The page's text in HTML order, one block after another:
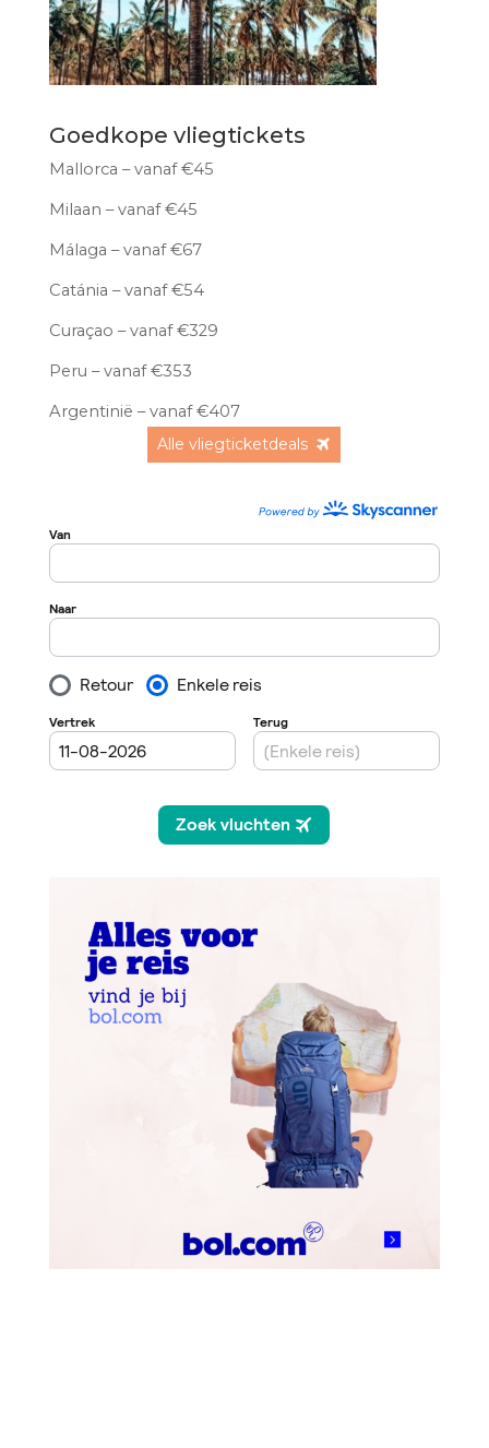
Goedkope vliegtickets
Mallorca – vanaf €45
Milaan – vanaf €45
Málaga – vanaf €67
Catánia – vanaf €54
Curaçao – vanaf €329
Peru – vanaf €353
Argentinië – vanaf €407
Alle vliegticketdeals